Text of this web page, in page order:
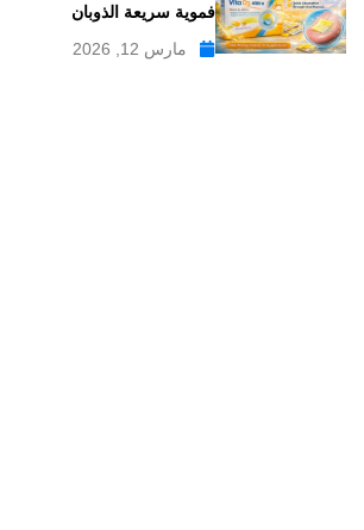
فموية سريعة الذوبان
مارس 12, 2026